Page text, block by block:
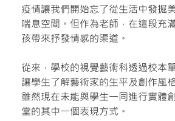
疫情讓我們開始忘了從生活中發掘
喘息空間。但作為老師，在這段充
孩帶來抒發情感的渠道。
從來，學校的視覺藝術科透過校本
讓學生了解藝術家的生平及創作風
雖然現在未能與學生一同進行實體
堂的其中一個表現方式。